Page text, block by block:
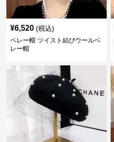
¥6,520 (税込)
ベレー帽 ツイスト結びウールベ
レー帽